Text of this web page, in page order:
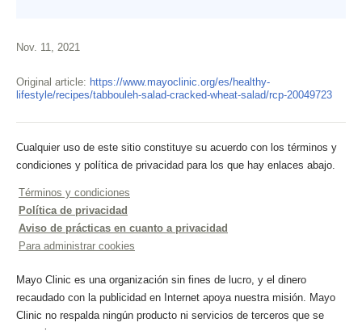
Nov. 11, 2021
Original article: https://www.mayoclinic.org/es/healthy-
lifestyle/recipes/tabbouleh-salad-cracked-wheat-salad/rcp-20049723
Cualquier uso de este sitio constituye su acuerdo con los términos y
condiciones y política de privacidad para los que hay enlaces abajo.
Términos y condiciones
Política de privacidad
Aviso de prácticas en cuanto a privacidad
Para administrar cookies
Mayo Clinic es una organización sin fines de lucro, y el dinero
recaudado con la publicidad en Internet apoya nuestra misión. Mayo
Clinic no respalda ningún producto ni servicios de terceros que se